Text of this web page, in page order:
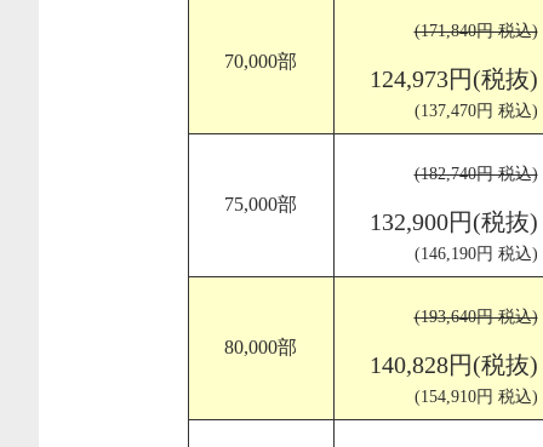
70,000部
(171,840円 税込)
124,973円(税抜)
(137,470円 税込)
75,000部
(182,740円 税込)
132,900円(税抜)
(146,190円 税込)
80,000部
(193,640円 税込)
140,828円(税抜)
(154,910円 税込)